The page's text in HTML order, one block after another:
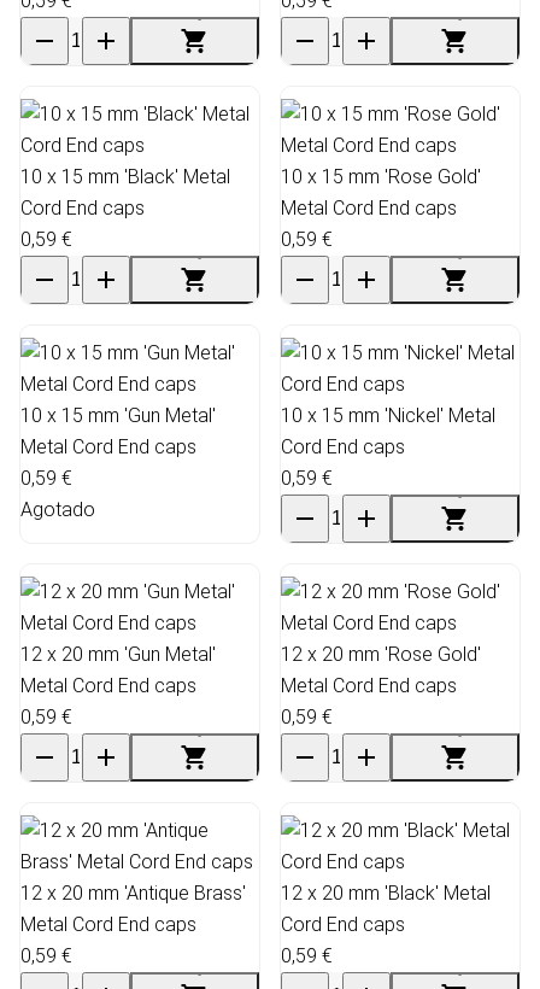
10 x 15 mm 'Black' Metal
Cord End caps
0,59 €
10 x 15 mm 'Rose Gold'
Metal Cord End caps
0,59 €
10 x 15 mm 'Gun Metal'
Metal Cord End caps
0,59 €
Agotado
10 x 15 mm 'Nickel' Metal
Cord End caps
0,59 €
12 x 20 mm 'Gun Metal'
Metal Cord End caps
0,59 €
12 x 20 mm 'Rose Gold'
Metal Cord End caps
0,59 €
12 x 20 mm 'Antique Brass'
Metal Cord End caps
0,59 €
12 x 20 mm 'Black' Metal
Cord End caps
0,59 €